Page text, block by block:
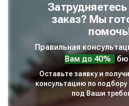
заказ? Мы
Правильная
Вам до 40%
Оставьте заявку и
консультацию по
под Ваши